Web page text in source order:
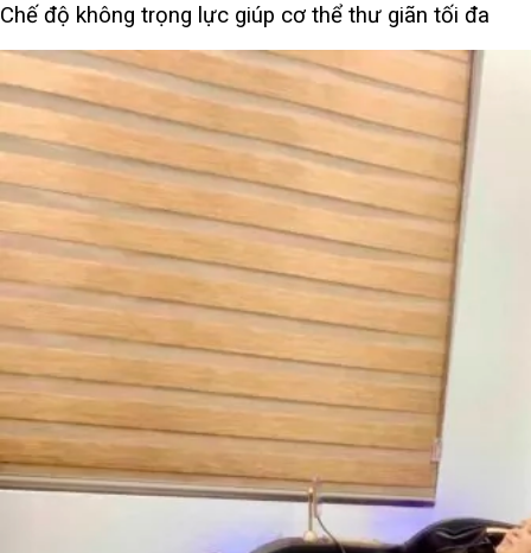
Chế độ không trọng lực giúp cơ thể thư giãn tối đa